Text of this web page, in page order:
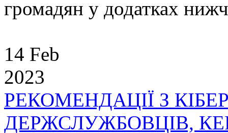
громадян у додатках
14 Feb
2023
РЕКОМЕНДАЦІЇ З
ДЕРЖСЛУЖБОВЦІВ,